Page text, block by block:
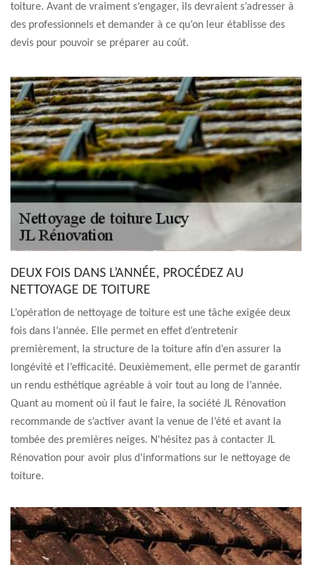
toiture. Avant de vraiment s’engager, ils devraient s’adresser à
des professionnels et demander à ce qu’on leur établisse des
devis pour pouvoir se préparer au coût.
DEUX FOIS DANS L’ANNÉE, PROCÉDEZ AU
NETTOYAGE DE TOITURE
L’opération de nettoyage de toiture est une tâche exigée deux
fois dans l’année. Elle permet en effet d’entretenir
premièrement, la structure de la toiture afin d’en assurer la
longévité et l’efficacité. Deuxièmement, elle permet de garantir
un rendu esthétique agréable à voir tout au long de l’année.
Quant au moment où il faut le faire, la société JL Rénovation
recommande de s’activer avant la venue de l’été et avant la
tombée des premières neiges. N’hésitez pas à contacter JL
Rénovation pour avoir plus d’informations sur le nettoyage de
toiture.